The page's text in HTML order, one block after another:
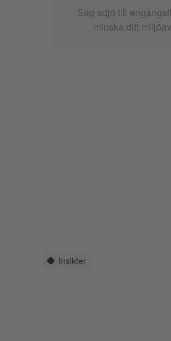
Säg adjö till
minska ditt
Insikter